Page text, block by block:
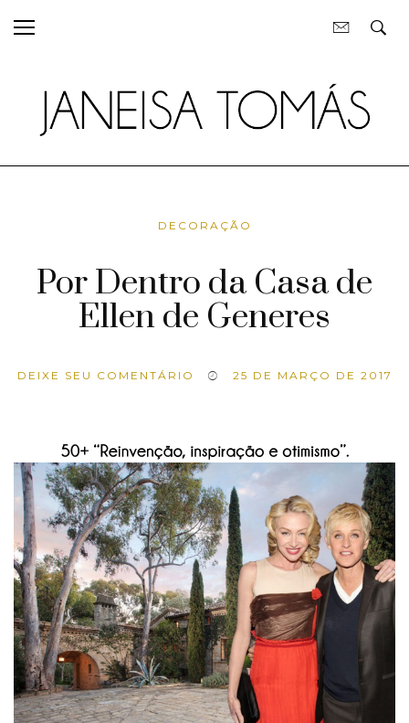
DECORAÇÃO
Por Dentro da Casa de
Ellen de Generes
DEIXE SEU COMENTÁRIO 25 DE MARÇO DE 2017